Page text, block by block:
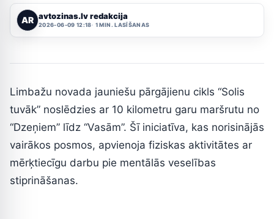
AR avtozinas.lv redakcija
2026-06-09 12:18 1 MIN. LASĪŠANAS
Limbažu novada jauniešu pārgājienu cikls “Solis
tuvāk” noslēdzies ar 10 kilometru garu maršrutu no
“Dzeņiem” līdz “Vasām”. Šī iniciatīva, kas norisinājās
vairākos posmos, apvienoja fiziskas aktivitātes ar
mērķtiecīgu darbu pie mentālās veselības
stiprināšanas.